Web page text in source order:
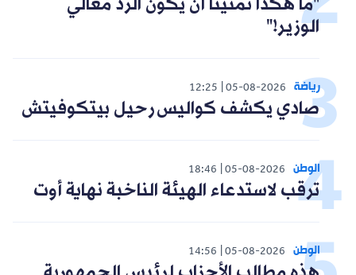
الوزير!"
رياضة 05-08-2026
12:25
صادي يكشف كواليس رحيل بيتكوفيتش
الوطن 05-08-2026
18:46
ترقب لاستدعاء الهيئة الناخبة نهاية أوت
الوطن 05-08-2026
14:56